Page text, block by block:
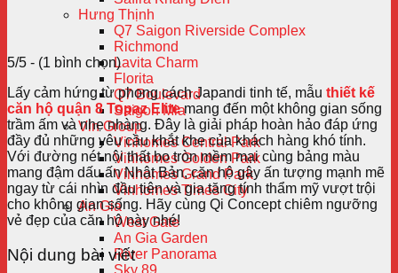
Hưng Thịnh
Q7 Saigon Riverside Complex
Richmond
Lavita Charm
Florita
Q7 Boulevard
Saigon Mia
Vin Group
Vinhomes Central Park
Vinhomes Golden Park
Vinhomes Grand Park
Vinhomes Times City
An Gia
West Gate
An Gia Garden
River Panorama
Sky 89
5/5 - (1 bình chọn)
Lấy cảm hứng từ phong cách Japandi tinh tế, mẫu thiết kế
căn hộ quận 8 Topaz Elitemang đến một không gian sống
trầm ấm và nhẹ nhàng. Đây là giải pháp hoàn hảo đáp ứng
đầy đủ những yêu cầu khắt khe của khách hàng khó tính.
Với đường nét nội thất bo tròn mềm mại cùng bảng màu
mang đậm dấu ấn Nhật Bản, căn hộ gây ấn tượng mạnh mẽ
ngay từ cái nhìn đầu tiên và gia tăng tính thẩm mỹ vượt trội
cho không gian sống. Hãy cùng Qi Concept chiêm ngưỡng
vẻ đẹp của căn hộ này nhé!
Nội dung bài viết